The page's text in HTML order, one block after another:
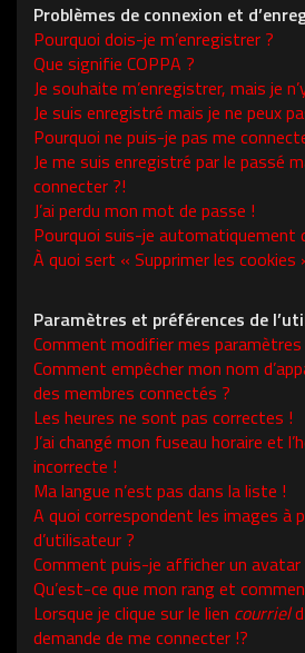
Problèmes de connexion et
Pourquoi dois-je m’enregistrer ?
Que signifie COPPA ?
Je souhaite m’enregistrer, mais je
Je suis enregistré mais je ne peux
Pourquoi ne puis-je pas me
Je me suis enregistré par le passé
connecter ?!
J’ai perdu mon mot de passe !
Pourquoi suis-je automatiquement
À quoi sert « Supprimer les cookies
Paramètres et préférences de
Comment modifier mes paramètres
Comment empêcher mon nom
des membres connectés ?
Les heures ne sont pas correctes !
J’ai changé mon fuseau horaire et
incorrecte !
Ma langue n’est pas dans la liste !
A quoi correspondent les images à
d’utilisateur ?
Comment puis-je afficher un avatar
Qu’est-ce que mon rang et
Lorsque je clique sur le lien courriel
demande de me connecter !?